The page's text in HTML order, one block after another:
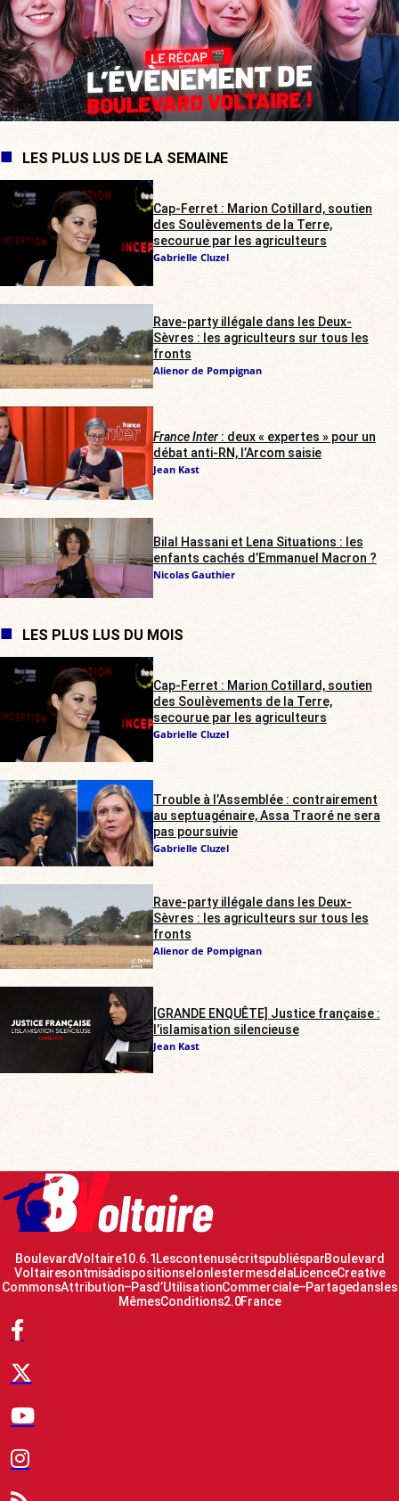
LES PLUS LUS DE LA SEMAINE
Cap-Ferret : Marion Cotillard, soutien
des Soulèvements de la Terre,
secourue par les agriculteurs
Gabrielle Cluzel
Rave-party illégale dans les Deux-
Sèvres : les agriculteurs sur tous les
fronts
Alienor de Pompignan
France Inter: deux « expertes » pour un
débat anti-RN, l’Arcom saisie
Jean Kast
Bilal Hassani et Lena Situations : les
enfants cachés d’Emmanuel Macron ?
Nicolas Gauthier
LES PLUS LUS DU MOIS
Cap-Ferret : Marion Cotillard, soutien
des Soulèvements de la Terre,
secourue par les agriculteurs
Gabrielle Cluzel
Trouble à l’Assemblée : contrairement
au septuagénaire, Assa Traoré ne sera
pas poursuivie
Gabrielle Cluzel
Rave-party illégale dans les Deux-
Sèvres : les agriculteurs sur tous les
fronts
Alienor de Pompignan
[GRANDE ENQUÊTE] Justice française :
l’islamisation silencieuse
Jean Kast
Boulevard Voltaire 10.6.1 Les contenus écrits publiés par Boulevard
Voltaire sont mis à disposition selon les termes de la Licence Creative
Commons Attribution – Pas d’Utilisation Commerciale – Partage dans les
Mêmes Conditions 2.0 France